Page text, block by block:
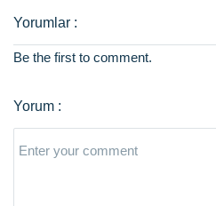
Be the first to comment.